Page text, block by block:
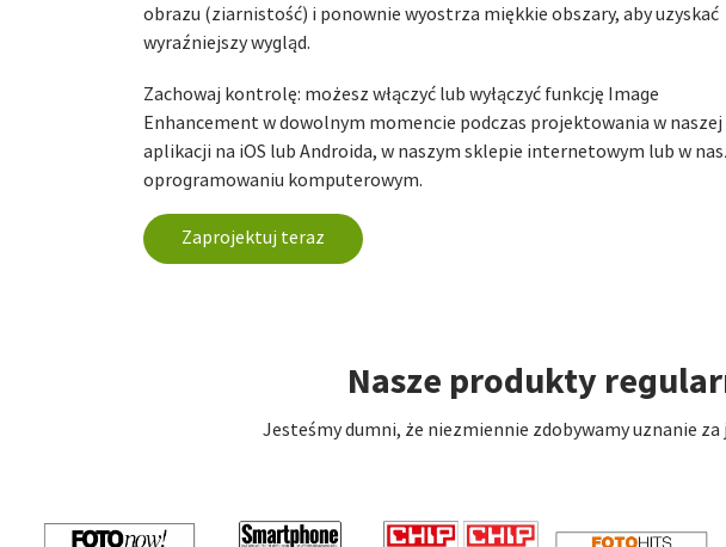
obrazu (ziarnistość) i ponownie wyostrza miękkie obszary, aby uzyskać
wyraźniejszy wygląd.
Zachowaj kontrolę: możesz włączyć lub wyłączyć funkcję Image
Enhancement w dowolnym momencie podczas projektowania w naszej
aplikacji na iOS lub Androida, w naszym sklepie internetowym lub w
oprogramowaniu komputerowym.
Zaprojektuj teraz
Nasze produkty
Jesteśmy dumni, że niezmiennie zdobywamy uznanie